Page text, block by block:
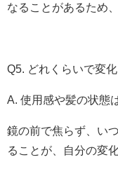
なることがあるため
Q5. どれくらいで変
A. 使用感や髪の状態
鏡の前で焦らず、い
ることが、自分の変